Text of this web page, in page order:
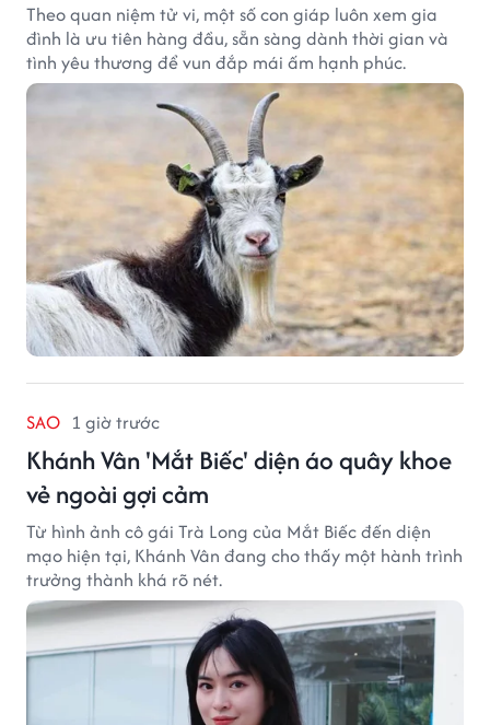
Theo quan niệm tử vi, một số con giáp luôn xem gia
đình là ưu tiên hàng đầu, sẵn sàng dành thời gian và
tình yêu thương để vun đắp mái ấm hạnh phúc.
SAO 1 giờ trước
Khánh Vân 'Mắt Biếc' diện áo quây khoe
vẻ ngoài gợi cảm
Từ hình ảnh cô gái Trà Long của Mắt Biếc đến diện
mạo hiện tại, Khánh Vân đang cho thấy một hành trình
trưởng thành khá rõ nét.